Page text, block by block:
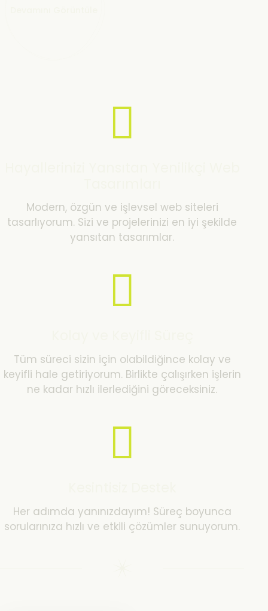
Modern, özgün ve işlevsel web siteleri
tasarlıyorum. Sizi ve projelerinizi en iyi şekilde
yansıtan tasarımlar.
Tüm süreci sizin için olabildiğince kolay ve
keyifli hale getiriyorum. Birlikte çalışırken işlerin
ne kadar hızlı ilerlediğini göreceksiniz.
Her adımda yanınızdayım! Süreç boyunca
sorularınıza hızlı ve etkili çözümler sunuyorum.